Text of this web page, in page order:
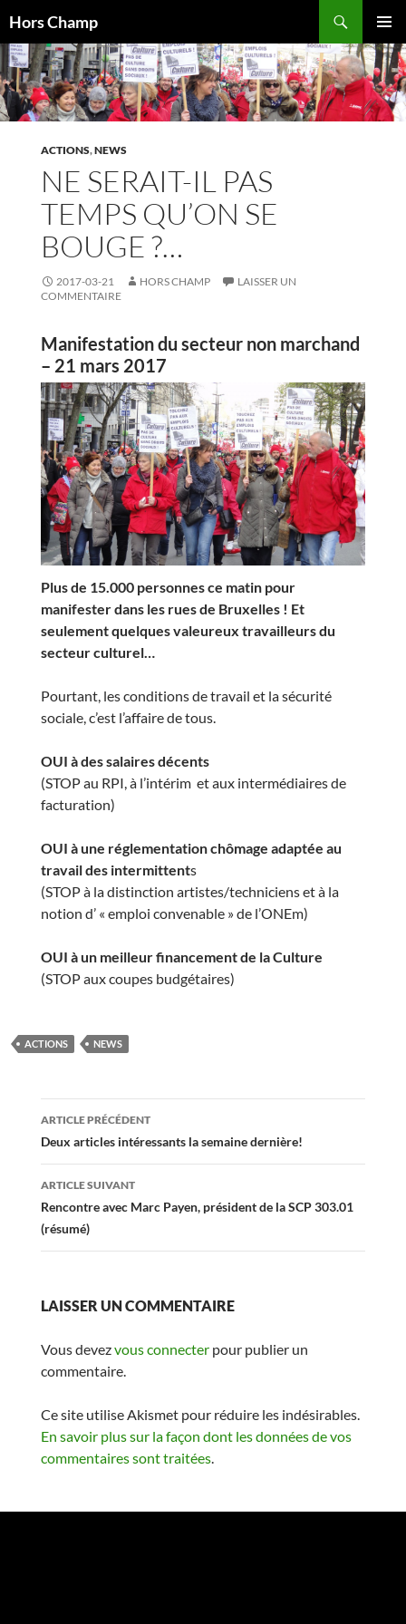
au
contenu
Hors Champ
MENU
ACTIONS,NEWS
NE SERAIT-IL PAS
TEMPS QU’ON SE
BOUGE ?…
2017-03-21 HORS CHAMP
LAISSER UN
COMMENTAIRE
Manifestation du secteur non marchand
– 21 mars 2017
Plus de 15.000 personnes ce matin pour
manifester dans les rues de Bruxelles ! Et
seulement quelques valeureux travailleurs du
secteur culturel…
Pourtant, les conditions de travail et la sécurité
sociale, c’est l’affaire de tous.
OUI à des salaires décents
(STOP au RPI, à l’intérim et aux intermédiaires de
facturation)
OUI à une réglementation chômage adaptée au
travail des intermittents
(STOP à la distinction artistes/techniciens et à la
notion d’ « emploi convenable » de l’ONEm)
OUI à un meilleur financement de la Culture
(STOP aux coupes budgétaires)
ACTIONS NEWS
Navigation
des
articles
ARTICLE PRÉCÉDENT
Deux articles intéressants la semaine dernière!
ARTICLE SUIVANT
Rencontre avec Marc Payen, président de la SCP 303.01
(résumé)
LAISSER UN COMMENTAIRE
Vous devezvous connecterpour publier un
commentaire.
Ce site utilise Akismet pour réduire les indésirables.
En savoir plus sur la façon dont les données de vos
commentaires sont traitées.